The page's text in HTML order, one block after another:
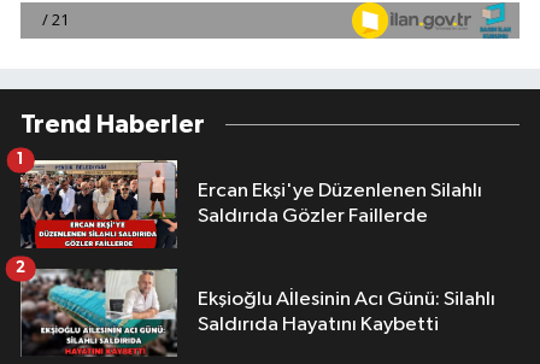
Trend Haberler
Ercan Ekşi'ye Düzenlenen Silahlı
Saldırıda Gözler Faillerde
1
Ekşioğlu Aİlesinin Acı Günü: Silahlı
Saldırıda Hayatını Kaybetti
2